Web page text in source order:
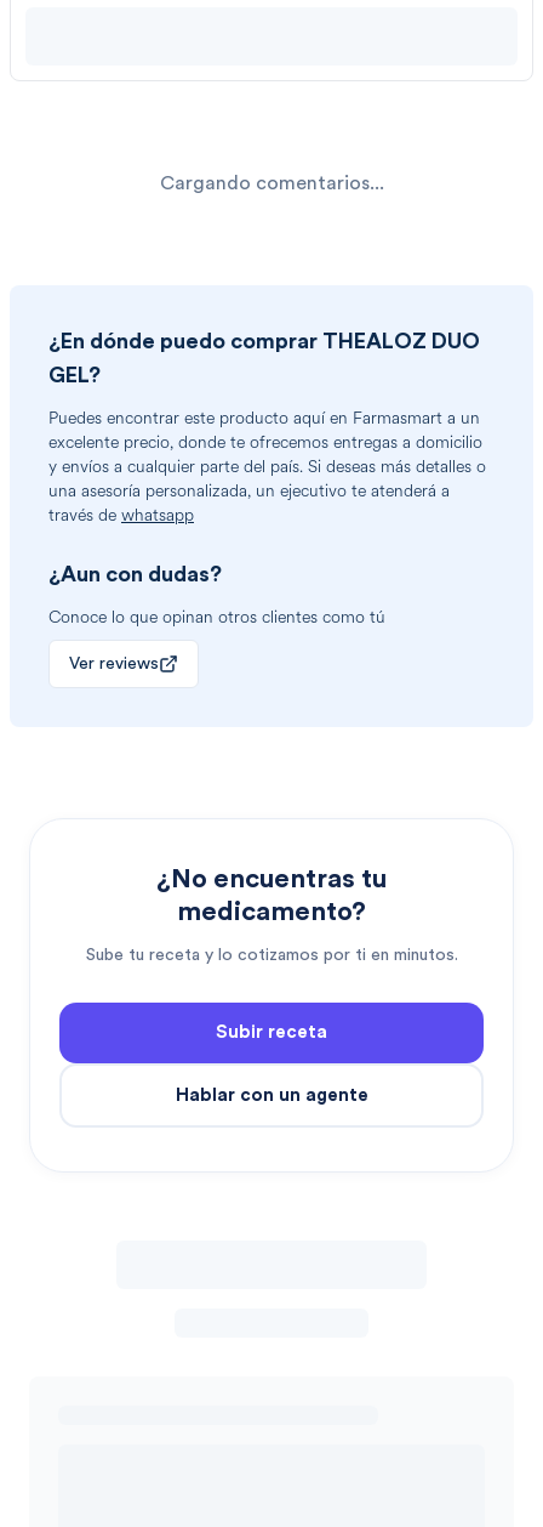
Cargando comentarios...
¿En dónde puedo comprar THEALOZ DUO
GEL?
Puedes encontrar este producto aquí en Farmasmart a un
excelente precio, donde te ofrecemos entregas a domicilio
y envíos a cualquier parte del país. Si deseas más detalles o
una asesoría personalizada, un ejecutivo te atenderá a
través de whatsapp
¿Aun con dudas?
Conoce lo que opinan otros clientes como tú
Ver reviews
¿No encuentras tu
medicamento?
Sube tu receta y lo cotizamos por ti en minutos.
Subir receta
Hablar con un agente